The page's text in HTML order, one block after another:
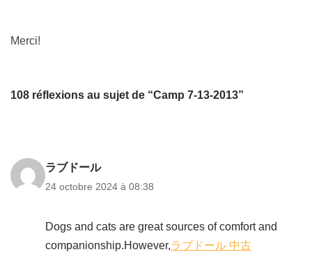
Merci!
108 réflexions au sujet de “Camp 7-13-2013”
ラブドール
24 octobre 2024 à 08:38
Dogs and cats are great sources of comfort and
companionship.However,ラブドール 中古